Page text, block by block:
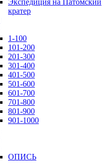
Экспедиция на Патомский
кратер
1-100
101-200
201-300
301-400
401-500
501-600
601-700
701-800
801-900
901-1000
ОПИСЬ